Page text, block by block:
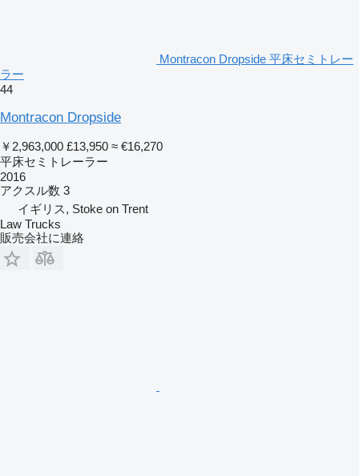
Montracon Dropside 平床セミトレー
ラー
44
Montracon Dropside
￥2,963,000 £13,950 ≈ €16,270
平床セミトレーラー
2016
アクスル数 3
イギリス, Stoke on Trent
Law Trucks
販売会社に連絡